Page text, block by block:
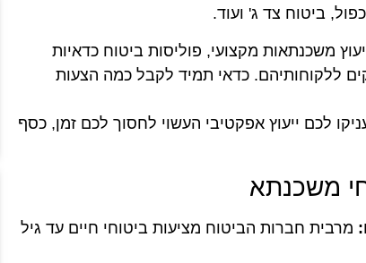
ביטוח צד ג' ועוד.
משכנתאות מקצועי, פוליסות ביטוח כדאיות
ללקוחותיהם. כדאי תמיד לקבל כמה הצעות
לכם ייעוץ אפקטיבי העשוי לחסוך לכם זמן, כסף
מרבית חברות הביטוח מציעות ביטוחי חיים עד גיל